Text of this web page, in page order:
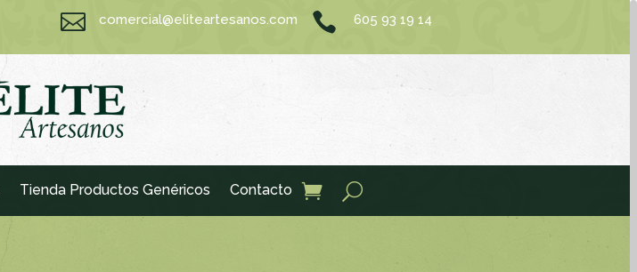
 comercial@eliteartesanos.com  605 93 19 14
Tienda Productos Genéricos Contacto